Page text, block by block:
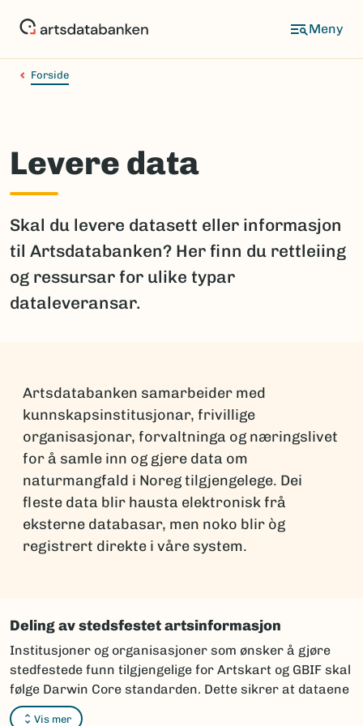
Forside
Levere data
Skal du levere datasett eller informasjon
til Artsdatabanken? Her finn du rettleiing
og ressursar for ulike typar
dataleveransar.
Artsdatabanken samarbeider med
kunnskapsinstitusjonar, frivillige
organisasjonar, forvaltninga og næringslivet
for å samle inn og gjere data om
naturmangfald i Noreg tilgjengelege. Dei
fleste data blir hausta elektronisk frå
eksterne databasar, men noko blir òg
registrert direkte i våre system.
Deling av stedsfestet artsinformasjon
Vis mer
Institusjoner og organisasjoner som ønsker å gjøre
stedfestede funn tilgjengelige for Artskart og GBIF skal
følge Darwin Core standarden. Dette sikrer at dataene
kan integreres og vises korrekt i karttjenestene.